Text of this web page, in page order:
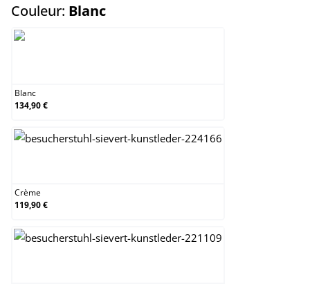
Couleur: Blancselect
Blanc
134,90 €
Crème
119,90 €